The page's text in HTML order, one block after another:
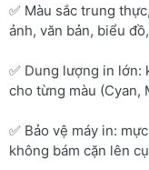
✅ Màu sắc trung
ảnh, văn bản, biểu
✅ Dung lượng in lớn:
cho từng màu (Cyan,
✅ Bảo vệ máy in:
không bám cặn lên